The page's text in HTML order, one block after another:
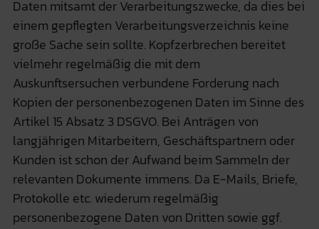
Daten mitsamt der Verarbeitungszwecke, da dies bei
einem gepflegten Verarbeitungsverzeichnis keine
große Sache sein sollte. Kopfzerbrechen bereitet
vielmehr regelmäßig die mit dem
Auskunftsersuchen verbundene Forderung nach
Kopien der personenbezogenen Daten im Sinne des
Artikel 15 Absatz 3 DSGVO. Bei Anträgen von
langjährigen Mitarbeitern, Geschäftspartnern oder
Kunden ist schon der Aufwand beim Sammeln der
relevanten Dokumente immens. Da E-Mails, Briefe,
Protokolle etc. wiederum regelmäßig
personenbezogene Daten von Dritten sowie ggf.